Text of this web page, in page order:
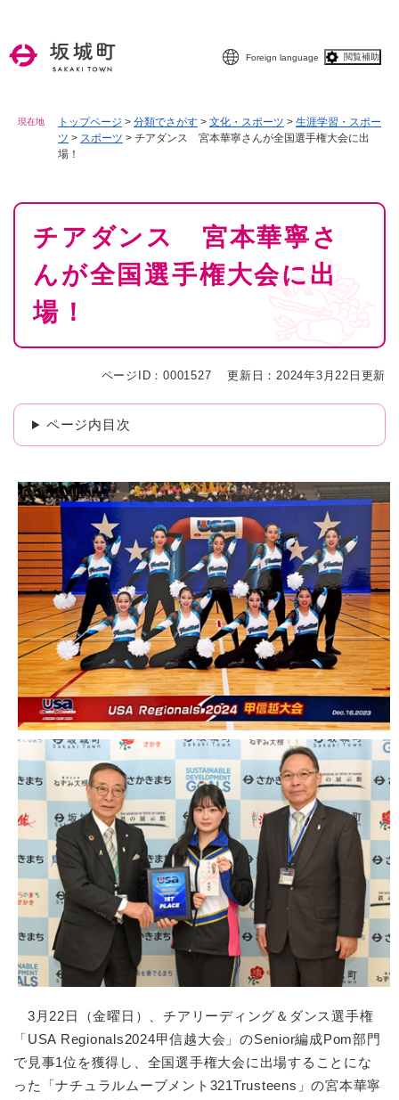
Foreign language 閲覧補助
現在地 トップページ > 分類でさがす > 文化・スポーツ > 生涯学習・スポー
ツ > スポーツ > チアダンス 宮本華寧さんが全国選手権大会に出
場！
本
チアダンス 宮本華寧さ
んが全国選手権大会に出
場！
ページID：0001527 更新日：2024年3月22日更新
ページ内目次
3月22日（金曜日）、チアリーディング＆ダンス選手権
「USA Regionals2024甲信越大会」のSenior編成Pom部門
で見事1位を獲得し、全国選手権大会に出場することにな
った「ナチュラルムーブメント321Trusteens」の宮本華寧